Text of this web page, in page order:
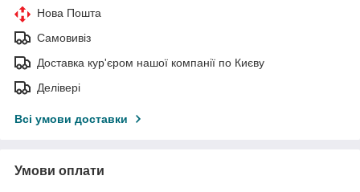
Нова Пошта
Самовивіз
Доставка кур'єром нашої компанії по Києву
Делівері
Всі умови доставки
Умови оплати